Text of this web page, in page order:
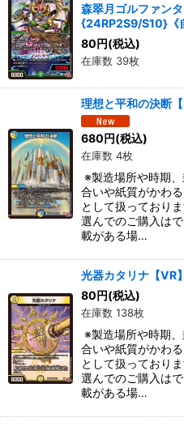
森翠月ゴルファンタ
{24RP2S9/S10}《
80円(税込)
在庫数 39枚
理想と平和の決断
680 円(税込)
在庫数 4枚
※製造場所や時期
合いや紙質がかわ
として扱っており
選んでのご購入は
載がある場…
光器カタリナ【VR
80 円(税込)
在庫数 138枚
※製造場所や時期
合いや紙質がかわ
として扱っており
選んでのご購入は
載がある場…